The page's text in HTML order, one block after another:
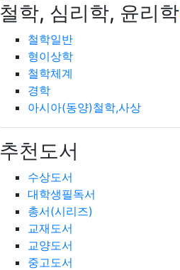
철학, 심리학, 윤리학
철학일반
형이상학
철학체계
경학
아시아(동양)철학,사상
추천도서
수상도서
대학생필독서
총서(시리즈)
교재도서
교양도서
중고도서